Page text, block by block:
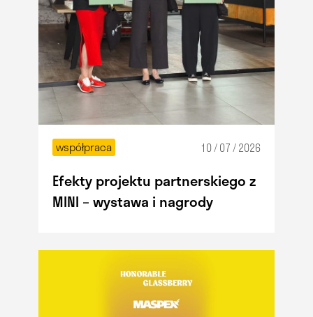
współpraca 10 / 07 / 2026
Efekty projektu partnerskiego z
MINI – wystawa i nagrody